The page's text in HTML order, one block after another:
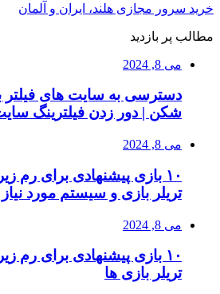
خرید سرور مجازی هلند، ایران و آلمان
مطالب پر بازدید
می 8, 2024
دسترسی به سایت های فیلتر
شکن | دور زدن فیلترینگ
می 8, 2024
تریلر بازی و سیستم مورد نیاز
می 8, 2024
تریلر بازی ها